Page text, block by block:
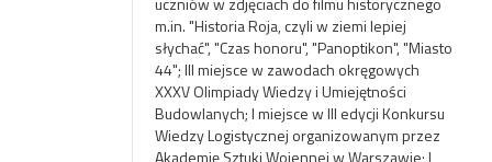
m.in. "Historia Roja, czyli w ziemi lepiej
słychać", "Czas honoru", "Panoptikon", "Miasto
44"; III miejsce w zawodach okręgowych
XXXV Olimpiady Wiedzy i Umiejętności
Budowlanych; I miejsce w III edycji Konkursu
Wiedzy Logistycznej organizowanym przez
Akademię Sztuki Wojennej w Warszawie; I